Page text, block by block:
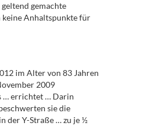
gemachte
keine Anhaltspunkte für
im Alter von 83 Jahren
2009
… errichtet … Darin
sie die
der Y-Straße … zu je ½